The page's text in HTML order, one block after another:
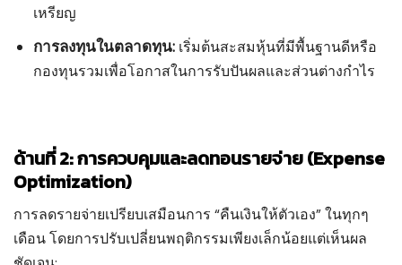
เหรียญ
การลงทุนในตลาดทุน: เริ่มต้นสะสมหุ้นที่มีพื้นฐานดีหรือ
กองทุนรวมเพื่อโอกาสในการรับปันผลและส่วนต่างกำไร
ด้านที่ 2: การควบคุมและลดทอนรายจ่าย (Expense
Optimization)
การลดรายจ่ายเปรียบเสมือนการ “คืนเงินให้ตัวเอง” ในทุกๆ
เดือน โดยการปรับเปลี่ยนพฤติกรรมเพียงเล็กน้อยแต่เห็นผล